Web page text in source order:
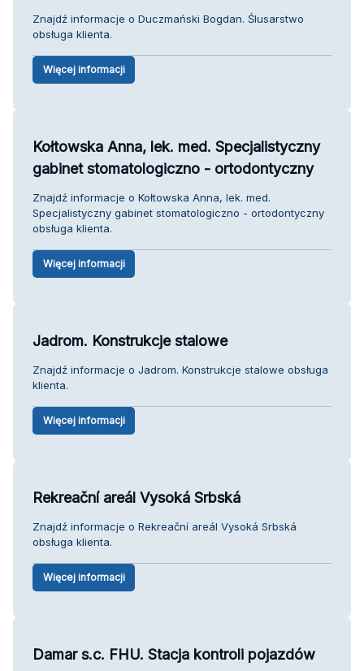
Znajdź informacje o Duczmański Bogdan. Ślusarstwo
obsługa klienta.
Więcej informacji
Kołtowska Anna, lek. med. Specjalistyczny
gabinet stomatologiczno - ortodontyczny
Znajdź informacje o Kołtowska Anna, lek. med.
Specjalistyczny gabinet stomatologiczno - ortodontyczny
obsługa klienta.
Więcej informacji
Jadrom. Konstrukcje stalowe
Znajdź informacje o Jadrom. Konstrukcje stalowe obsługa
klienta.
Więcej informacji
Rekreační areál Vysoká Srbská
Znajdź informacje o Rekreační areál Vysoká Srbská
obsługa klienta.
Więcej informacji
Damar s.c. FHU. Stacja kontroli pojazdów